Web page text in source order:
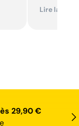
ailleurs et
Lire la suite
29,90 €